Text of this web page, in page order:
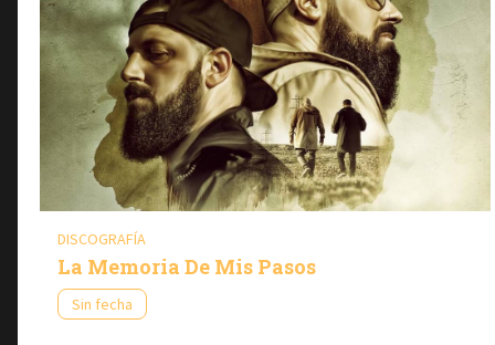
DISCOGRAFÍA
La Memoria De Mis Pasos
Sin fecha